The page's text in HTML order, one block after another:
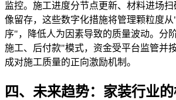
监控。施工进度分节点更新、材料进场
像留存，这些数字化措施将管理颗粒度
序"，降低人为因素导致的质量波动。分
施工、后付款"模式，资金受平台监管并
成对施工质量的正向激励机制。
四、未来趋势：家装行业